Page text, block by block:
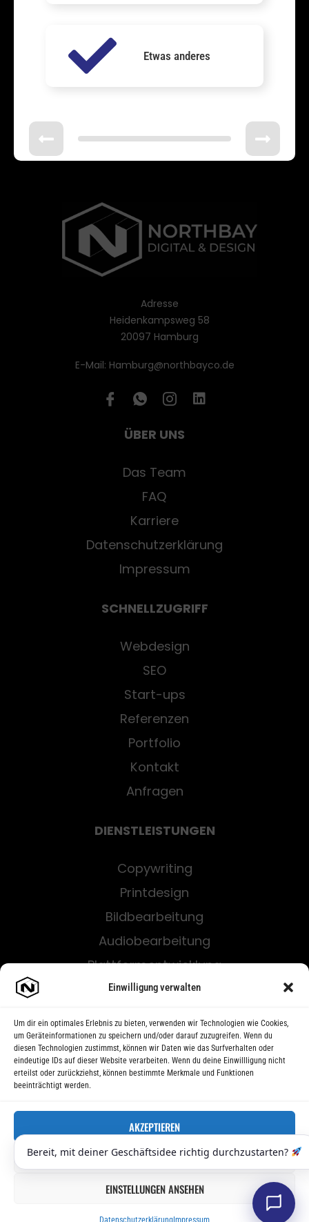
Einwilligung verwalten
Um dir ein optimales Erlebnis zu bieten, verwenden wir Technologien wie Cookies,
um Geräteinformationen zu speichern und/oder darauf zuzugreifen. Wenn du
diesen Technologien zustimmst, können wir Daten wie das Surfverhalten oder
eindeutige IDs auf dieser Website verarbeiten. Wenn du deine Einwillligung nicht
erteilst oder zurückziehst, können bestimmte Merkmale und Funktionen
beeinträchtigt werden.
AKZEPTIEREN
ABLEHNEN
EINSTELLUNGEN ANSEHEN
Datenschutzerklärung Impressum
Etwas anderes
Adresse
Heidenkampsweg 58
20097 Hamburg
E-Mail: Hamburg@northbayco.de
ÜBER UNS
Das Team
FAQ
Karriere
Datenschutzerklärung
Impressum
SCHNELLZUGRIFF
Webdesign
SEO
Start-ups
Referenzen
Portfolio
Kontakt
Anfragen
DIENSTLEISTUNGEN
Copywriting
Printdesign
Bildbearbeitung
Audiobearbeitung
Plattformentwicklung
Softwareentwicklung
Bereit, mit deiner Geschäftsidee richtig durchzustarten?